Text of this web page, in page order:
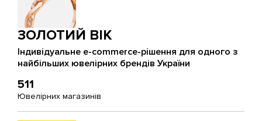
ЗОЛОТИЙ ВІК
Індивідуальне e-commerce-рішення для одного з
найбільших ювелірних брендів України
511
Ювелірних магазинів